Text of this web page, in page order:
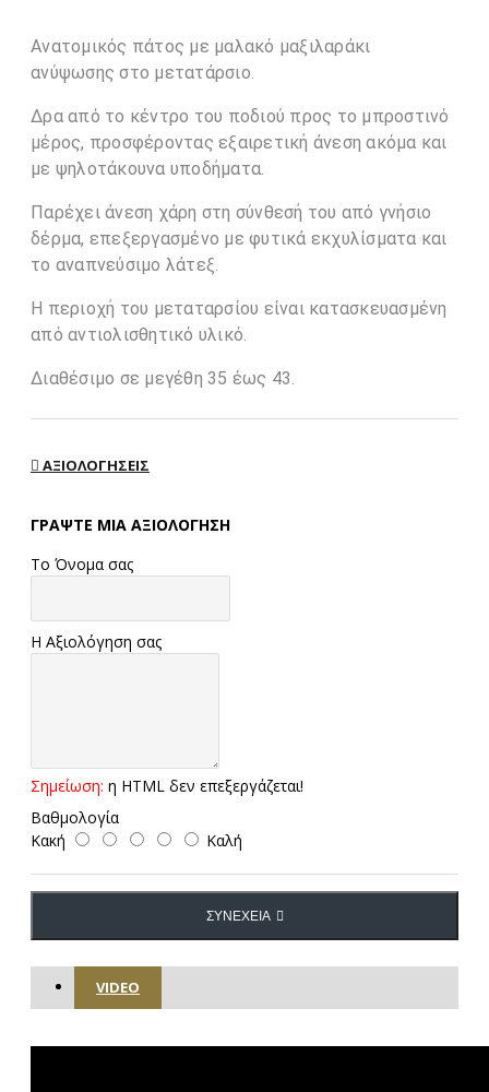
Ανατομικός πάτος με μαλακό μαξιλαράκι
ανύψωσης στο μετατάρσιο.
Δρα από το κέντρο του ποδιού προς το μπροστινό
μέρος, προσφέροντας εξαιρετική άνεση ακόμα και
με ψηλοτάκουνα υποδήματα.
Παρέχει άνεση χάρη στη σύνθεσή του από γνήσιο
δέρμα, επεξεργασμένο με φυτικά εκχυλίσματα και
το αναπνεύσιμο λάτεξ.
Η περιοχή του μεταταρσίου είναι κατασκευασμένη
από αντιολισθητικό υλικό.
Διαθέσιμο σε μεγέθη 35 έως 43.
ΑΞΙΟΛΟΓΉΣΕΙΣ
ΓΡΆΨΤΕ ΜΙΑ ΑΞΙΟΛΌΓΗΣΗ
Το Όνομα σας
Η Αξιολόγηση σας
Σημείωση: η HTML δεν επεξεργάζεται!
Βαθμολογία
Κακή
Καλή
ΣΥΝΈΧΕΙΑ
VIDEO